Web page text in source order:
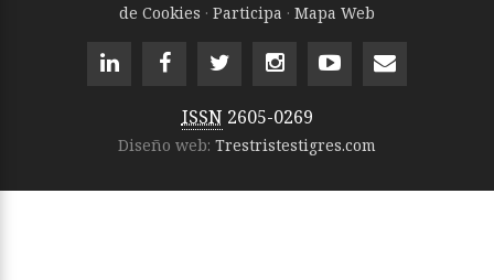
de Cookies · Participa · Mapa Web
ISSN 2605-0269
Diseño web: Trestristestigres.com